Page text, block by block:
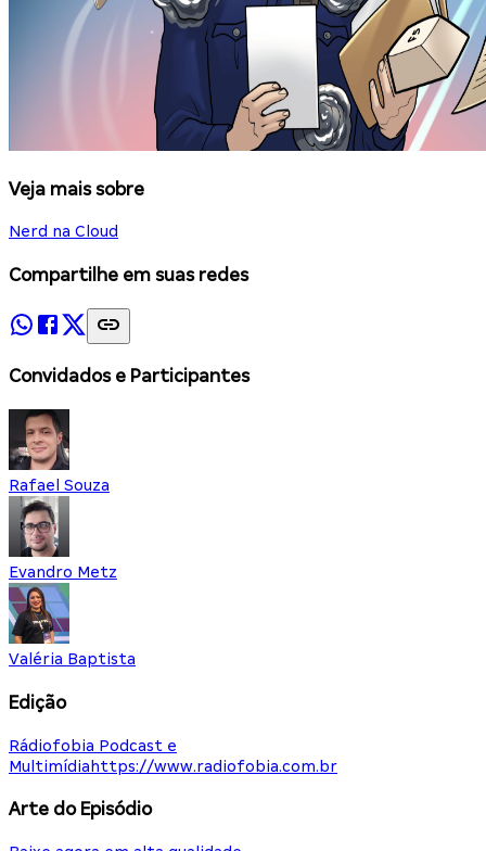
Veja mais sobre
Nerd na Cloud
Compartilhe em suas redes
Convidados e Participantes
Rafael Souza
Evandro Metz
Valéria Baptista
Edição
Rádiofobia Podcast e
Multimídia https://www.radiofobia.com.br
Arte do Episódio